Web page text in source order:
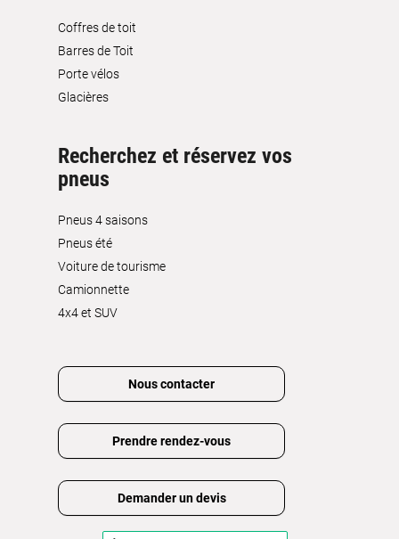
Coffres de toit
Barres de Toit
Porte vélos
Glacières
Recherchez et réservez vos
pneus
Pneus 4 saisons
Pneus été
Voiture de tourisme
Camionnette
4x4 et SUV
Nous contacter
Prendre rendez-vous
Demander un devis